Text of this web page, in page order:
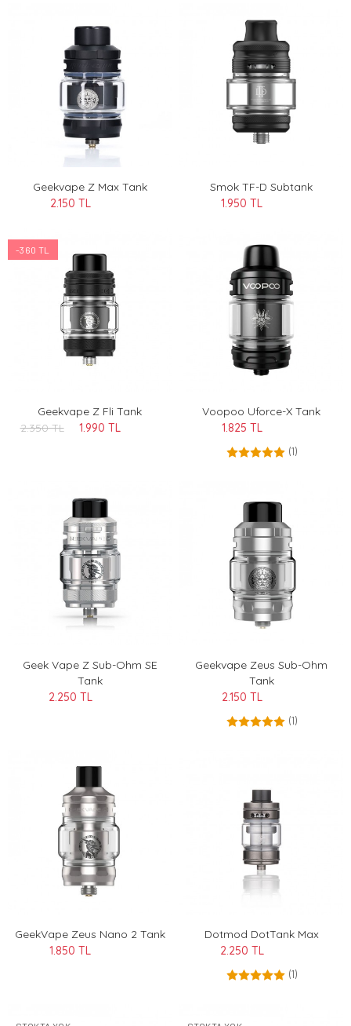
Geekvape Z Max Tank
2.150 TL
Smok TF-D Subtank
1.950 TL
-360 TL
Geekvape Z Fli Tank
2.350 TL
1.990 TL
Voopoo Uforce-X Tank
1.825 TL
(1)
Geek Vape Z Sub-Ohm SE
Tank
2.250 TL
Geekvape Zeus Sub-Ohm
Tank
2.150 TL
(1)
GeekVape Zeus Nano 2 Tank
1.850 TL
Dotmod DotTank Max
2.250 TL
(1)